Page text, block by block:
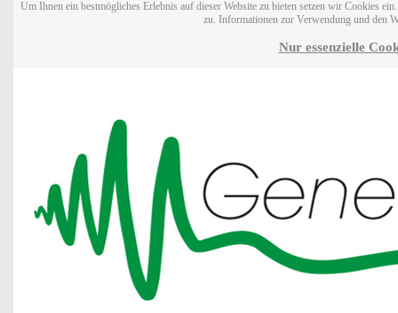
Um Ihnen ein bestmögliches Erlebnis auf dieser Website zu bieten setzen wir Cookies
zu. Informationen zur Verwendung und den
Nur essenzielle